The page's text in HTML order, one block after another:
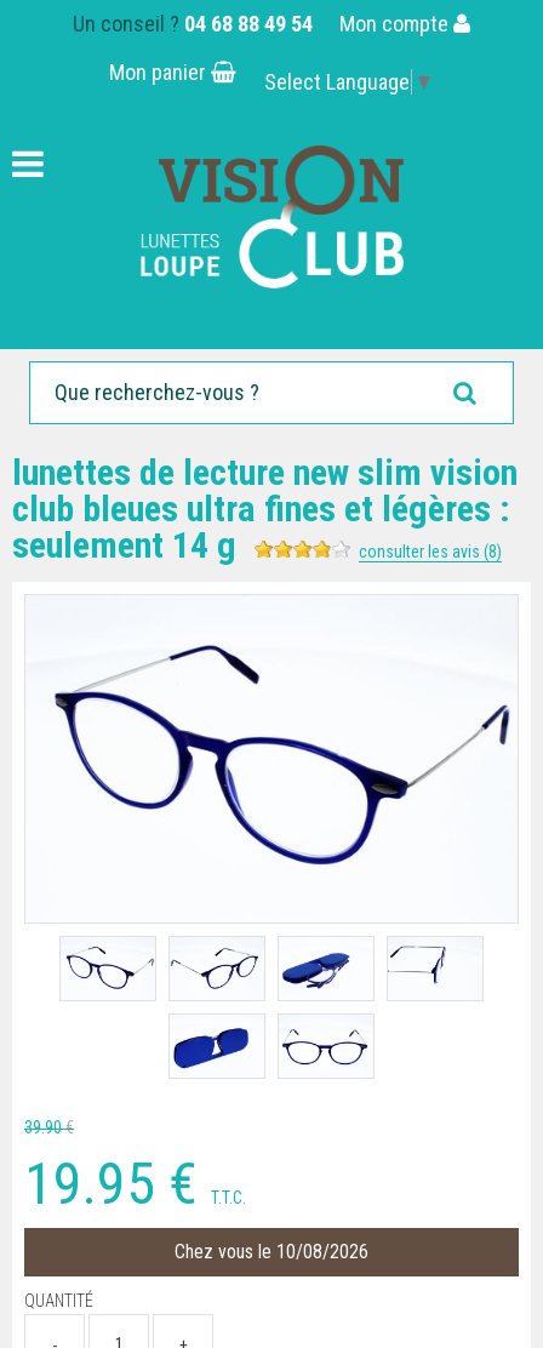
Un conseil ? 04 68 88 49 54
Mon compte
Mon panier
Select Language ▼
lunettes de lecture new slim vision
club bleues ultra fines et légères :
seulement 14 g
consulter les avis (8)
39.90€
19.95 € T.T.C.
Chez vous le 10/08/2026
QUANTITÉ